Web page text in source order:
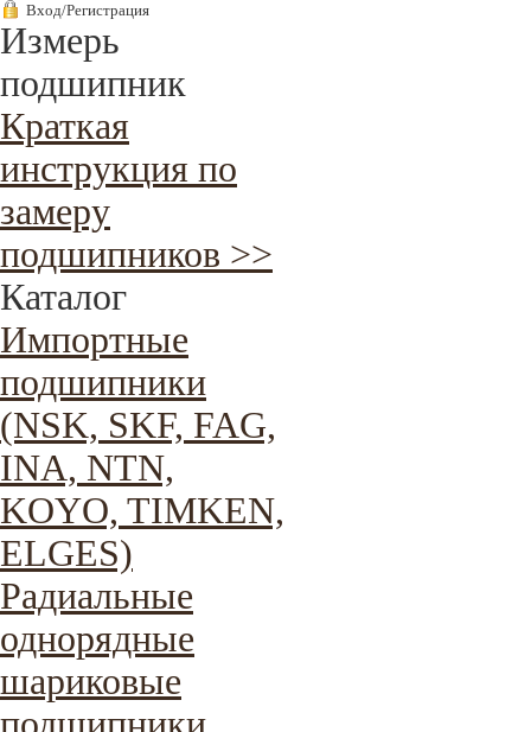
Вход/Регистрация
Измерь
подшипник
Краткая
инструкция по
замеру
подшипников >>
Каталог
Импортные
подшипники
(NSK, SKF, FAG,
INA, NTN,
KOYO, TIMKEN,
ELGES)
Радиальные
однорядные
шариковые